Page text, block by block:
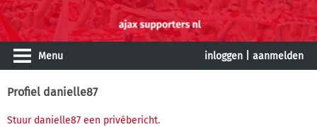
Menu inloggen aanmelden
Profiel danielle87
Stuur danielle87 een privébericht.